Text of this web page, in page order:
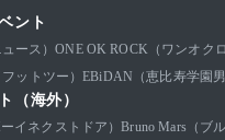
ント
ース）ONE OK ROCK（ワンオクロ
ットツー）EBiDAN（恵比寿学園男
（海外）
イネクストドア）Bruno Mars（ブ